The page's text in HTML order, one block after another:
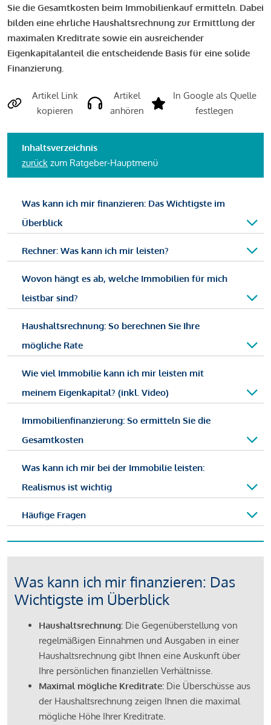
Sie die Gesamtkosten beim Immobilienkauf ermitteln. Dabei
bilden eine ehrliche Haushaltsrechnung zur Ermittlung der
maximalen Kreditrate sowie ein ausreichender
Eigenkapitalanteil die entscheidende Basis für eine solide
Finanzierung.
Artikel Link
kopieren
Artikel
anhören
In Google als Quelle
festlegen
Inhaltsverzeichnis
zurück zum Ratgeber-Hauptmenü
Was kann ich mir finanzieren: Das Wichtigste im
Überblick
Rechner: Was kann ich mir leisten?
Wovon hängt es ab, welche Immobilien für mich
leistbar sind?
Haushaltsrechnung: So berechnen Sie Ihre
mögliche Rate
Wie viel Immobilie kann ich mir leisten mit
meinem Eigenkapital? (inkl. Video)
Immobilienfinanzierung: So ermitteln Sie die
Gesamtkosten
Was kann ich mir bei der Immobilie leisten:
Realismus ist wichtig
Häufige Fragen
Was kann ich mir finanzieren: Das
Wichtigste im Überblick
Haushaltsrechnung: Die Gegenüberstellung von
regelmäßigen Einnahmen und Ausgaben in einer
Haushaltsrechnung gibt Ihnen eine Auskunft über
Ihre persönlichen finanziellen Verhältnisse.
Maximal mögliche Kreditrate: Die Überschüsse aus
der Haushaltsrechnung zeigen Ihnen die maximal
mögliche Höhe Ihrer Kreditrate.